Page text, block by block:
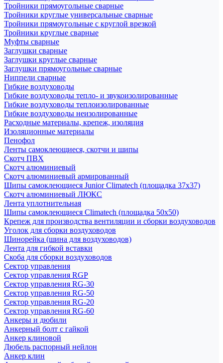
Тройники прямоугольные сварные
Тройники круглые универсальные сварные
Тройники прямоугольные с круглой врезкой
Тройники круглые сварные
Муфты сварные
Заглушки сварные
Заглушки круглые сварные
Заглушки прямоугольные сварные
Ниппели сварные
Гибкие воздуховоды
Гибкие воздуховоды тепло- и звукоизолированные
Гибкие воздуховоды теплоизолированные
Гибкие воздуховоды неизолированные
Расходные материалы, крепеж, изоляция
Изоляционные материалы
Пенофол
Ленты самоклеющиеся, скотчи и шипы
Скотч ПВХ
Скотч алюминиевый
Скотч алюминиевый армированный
Шипы самоклеющиеся Junior Climatech (площадка 37х37)
Скотч алюминиевый ЛЮКС
Лента уплотнительная
Шипы самоклеющиеся Climatech (площадка 50х50)
Крепеж для производства вентиляции и сборки воздуховодов
Уголок для сборки воздуховодов
Шинорейка (шина для воздуховодов)
Лента для гибкой вставки
Скоба для сборки воздуховодов
Сектор управления
Сектор управления RGP
Сектор управления RG-30
Сектор управления RG-50
Сектор управления RG-20
Сектор управления RG-60
Анкеры и дюбили
Анкерный болт с гайкой
Анкер клиновой
Дюбель распорный нейлон
Анкер клин